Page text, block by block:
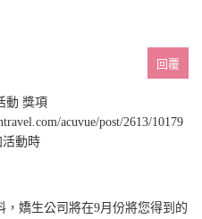
動 獎項
acuvue/post/2613/10179
動時
，嬌生公司將在9月份將您得到的
回覆